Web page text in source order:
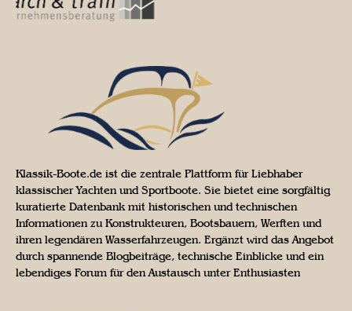
Klassik-Boote.de ist die zentrale Plattform für Liebhaber
klassischer Yachten und Sportboote. Sie bietet eine sorgfältig
kuratierte Datenbank mit historischen und technischen
Informationen zu Konstrukteuren, Bootsbauern, Werften und
ihren legendären Wasserfahrzeugen. Ergänzt wird das Angebot
durch spannende Blogbeiträge, technische Einblicke und ein
lebendiges Forum für den Austausch unter Enthusiasten